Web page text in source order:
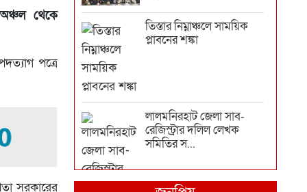
অঞ্চল থেকে
পত্রে
সরকারের
তিস্তার নিম্নাঞ্চলে সাময়িক
প্লাবনের শঙ্কা
লালমনিরহাট জেলা সাব-
রেজিস্ট্রার দলিল লেখক
সমিতির স...